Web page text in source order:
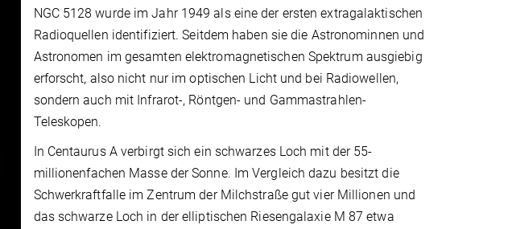
NGC 5128 wurde im Jahr 1949 als eine der ersten extragalaktischen
Radioquellen identifiziert. Seitdem haben sie die Astronominnen und
Astronomen im gesamten elektromagnetischen Spektrum ausgiebig
erforscht, also nicht nur im optischen Licht und bei Radiowellen,
sondern auch mit Infrarot-, Röntgen- und Gammastrahlen-
Teleskopen.
In Centaurus A verbirgt sich ein schwarzes Loch mit der 55-
millionenfachen Masse der Sonne. Im Vergleich dazu besitzt die
Schwerkraftfalle im Zentrum der Milchstraße gut vier Millionen und
das schwarze Loch in der elliptischen Riesengalaxie M 87 etwa